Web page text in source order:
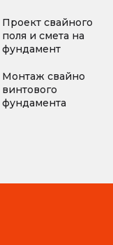
Проект свайного
поля и смета на
фундамент
Монтаж свайно
винтового
фундамента